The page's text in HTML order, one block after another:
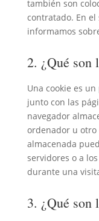
también son
contratado. En
informamos
2. ¿Qué son
Una cookie es
junto con las
navegador
ordenador u otro
almacenada
servidores o a
durante una
3. ¿Qué son